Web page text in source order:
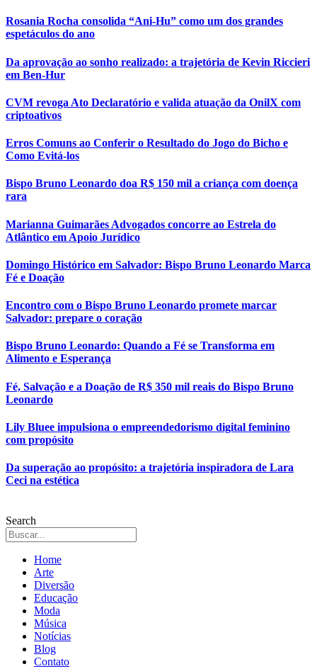
Rosania Rocha consolida “Ani-Hu” como um dos grandes
espetáculos do ano
Da aprovação ao sonho realizado: a trajetória de Kevin Riccieri
em Ben-Hur
CVM revoga Ato Declaratório e valida atuação da OnilX com
criptoativos
Erros Comuns ao Conferir o Resultado do Jogo do Bicho e
Como Evitá-los
Bispo Bruno Leonardo doa R$ 150 mil a criança com doença
rara
Marianna Guimarães Advogados concorre ao Estrela do
Atlântico em Apoio Jurídico
Domingo Histórico em Salvador: Bispo Bruno Leonardo Marca
Fé e Doação
Encontro com o Bispo Bruno Leonardo promete marcar
Salvador: prepare o coração
Bispo Bruno Leonardo: Quando a Fé se Transforma em
Alimento e Esperança
Fé, Salvação e a Doação de R$ 350 mil reais do Bispo Bruno
Leonardo
Lily Bluee impulsiona o empreendedorismo digital feminino
com propósito
Da superação ao propósito: a trajetória inspiradora de Lara
Ceci na estética
Search
Home
Arte
Diversão
Educação
Moda
Música
Notícias
Blog
Contato